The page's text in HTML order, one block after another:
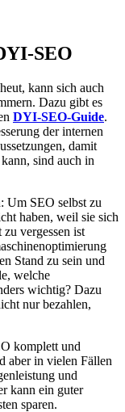
SEO
kann sich auch
Dazu gibt es
DYI-SEO-Guide.
der internen
damit
sind auch in
Um SEO selbst zu
haben, weil sie sich
vergessen ist
Stand zu sein und
welche
wichtig? Dazu
nur bezahlen,
komplett und
aber in vielen Fällen
und
kann ein guter
sparen.